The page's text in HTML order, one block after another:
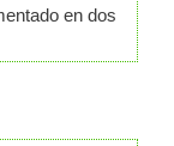
en dos